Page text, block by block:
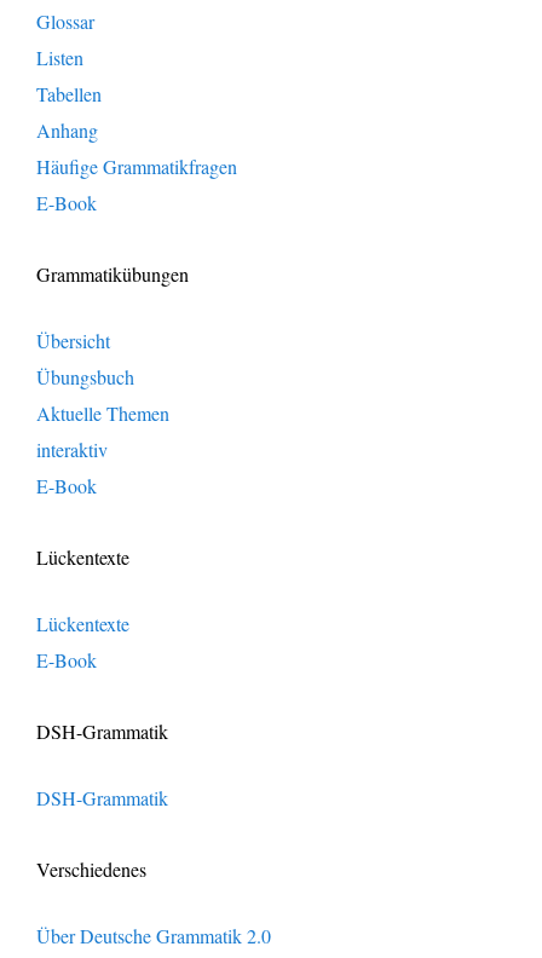
Glossar
Listen
Tabellen
Anhang
Häufige Grammatikfragen
E-Book
Grammatikübungen
Übersicht
Übungsbuch
Aktuelle Themen
interaktiv
E-Book
Lückentexte
Lückentexte
E-Book
DSH-Grammatik
DSH-Grammatik
Verschiedenes
Über Deutsche Grammatik 2.0